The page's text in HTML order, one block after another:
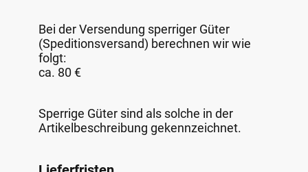
Bei der Versendung sperriger Güter
(Speditionsversand) berechnen wir wie
folgt:
ca. 80 €
Sperrige Güter sind als solche in der
Artikelbeschreibung gekennzeichnet.